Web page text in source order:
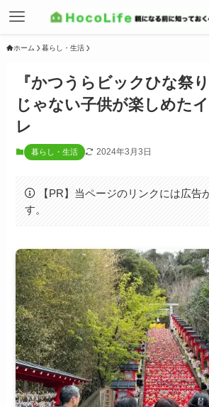
ホーム 暮らし・生活
『かつうらビックひな祭
じゃない子供が楽しめた
レ
暮らし・生活 2024年3月3日
【PR】当ページのリンクには広告
す。